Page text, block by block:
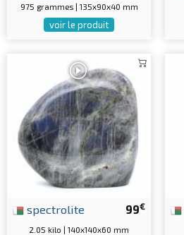
975 grammes | 135x90x40 mm
voir le produit
99€
spectrolite
2.05 kilo | 140x140x60 mm